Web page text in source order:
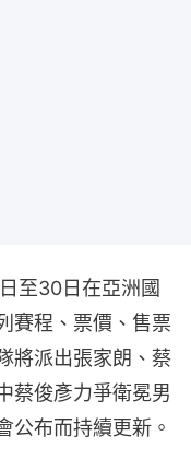
至30日在亞洲國
賽程、票價、售票
將派出張家朗、蔡
蔡俊彥力爭衛冕男
公布而持續更新。